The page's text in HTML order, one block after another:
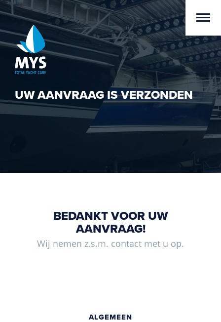
UW AANVRAAG IS VERZONDEN
BEDANKT VOOR UW
AANVRAAG!
Wij nemen z.s.m. contact met u op.
ALGEMEEN